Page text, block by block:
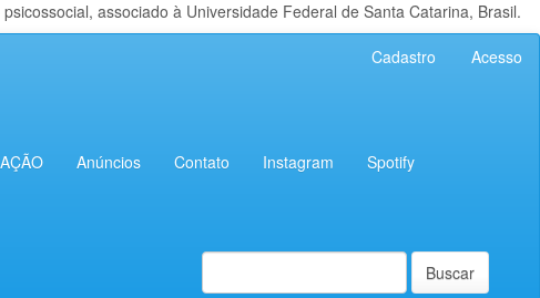
associado à Universidade Federal de Santa Catarina, Brasil.
Cadastro Acesso
Anúncios Contato Instagram Spotify
Buscar